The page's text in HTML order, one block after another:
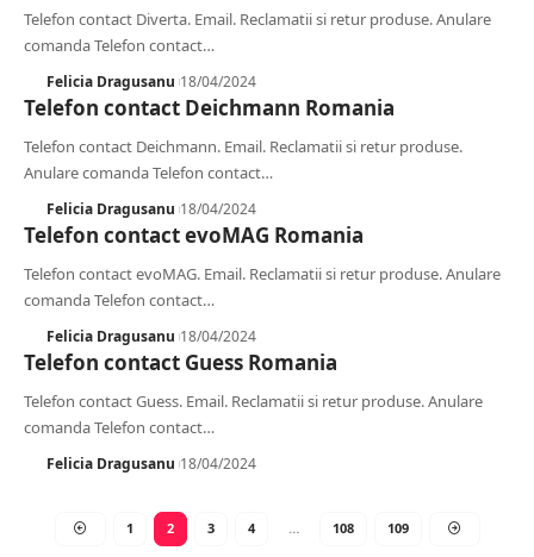
Telefon contact Diverta. Email. Reclamatii si retur produse. Anulare
comanda Telefon contact…
Felicia Dragusanu 18/04/2024
Telefon contact Deichmann Romania
Telefon contact Deichmann. Email. Reclamatii si retur produse.
Anulare comanda Telefon contact…
Felicia Dragusanu 18/04/2024
Telefon contact evoMAG Romania
Telefon contact evoMAG. Email. Reclamatii si retur produse. Anulare
comanda Telefon contact…
Felicia Dragusanu 18/04/2024
Telefon contact Guess Romania
Telefon contact Guess. Email. Reclamatii si retur produse. Anulare
comanda Telefon contact…
Felicia Dragusanu 18/04/2024
1 2 3 4 … 108 109